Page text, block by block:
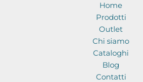
Home
Prodotti
Outlet
Chi siamo
Cataloghi
Blog
Contatti